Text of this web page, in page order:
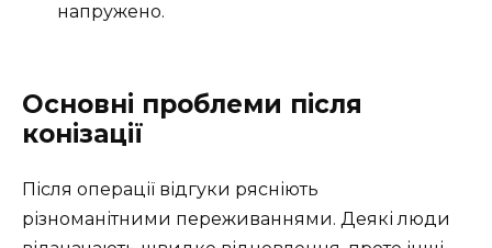
напружено.
Основні проблеми після
конізації
Після операції відгуки рясніють
різноманітними переживаннями. Деякі люди